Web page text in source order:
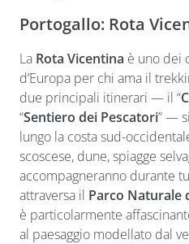
Portogallo: Rota
La Rota Vicentina è uno dei
d’Europa per chi ama il
due principali itinerari — il “
“Sentiero dei Pescatori” —
lungo la costa sud-
scoscese, dune, spiagge
accompagneranno durante
attraversa il Parco Naturale
è particolarmente
al paesaggio modellato dal